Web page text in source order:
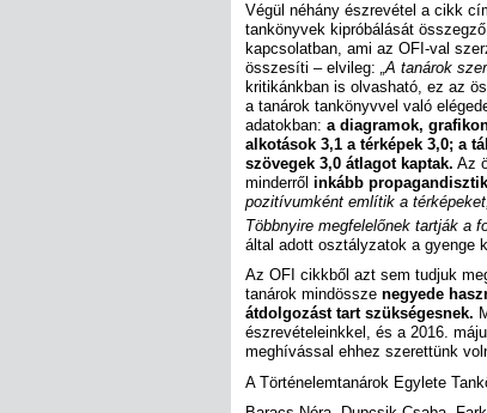
Végül néhány észrevétel a cikk
tankönyvek kipróbálását
kapcsolatban, ami az OFI-val
összesíti – elvileg: „A tanárok
kritikánkban is olvasható, ez az
a tanárok tankönyvvel való
adatokban: a diagramok,
alkotások 3,1 a térképek 3,0; a
szövegek 3,0 átlagot kaptak. Az
minderről inkább
pozitívumként említik a
Többnyire megfelelőnek tartják a
által adott osztályzatok a gyenge
Az OFI cikkből azt sem tudjuk
tanárok mindössze negyede
átdolgozást tart szükségesnek.
észrevételeinkkel, és a 2016.
meghívással ehhez szerettünk
A Történelemtanárok Egylete